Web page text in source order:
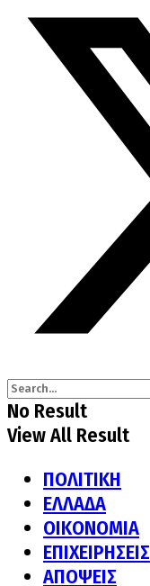
No Result
View All Result
ΠΟΛΙΤΙΚΗ
ΕΛΛΑΔΑ
ΟΙΚΟΝΟΜΙΑ
ΕΠΙΧΕΙΡΗΣΕΙΣ
ΑΠΟΨΕΙΣ